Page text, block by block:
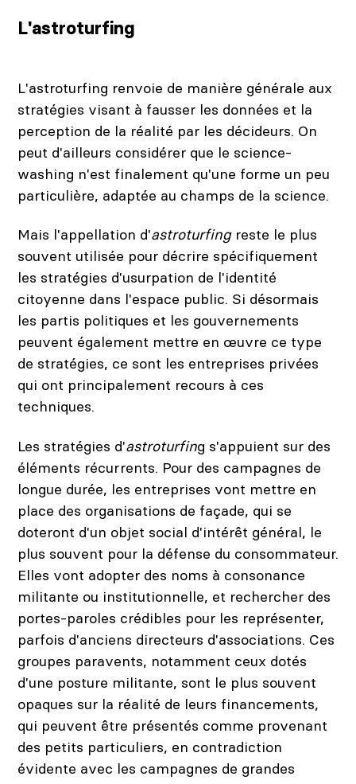
L'astroturfing
L'astroturfing renvoie de manière générale aux
stratégies visant à fausser les données et la
perception de la réalité par les décideurs. On
peut d'ailleurs considérer que le science-
washing n'est finalement qu'une forme un peu
particulière, adaptée au champs de la science.
Mais l'appellation d'astroturfing reste le plus
souvent utilisée pour décrire spécifiquement
les stratégies d'usurpation de l'identité
citoyenne dans l'espace public. Si désormais
les partis politiques et les gouvernements
peuvent également mettre en œuvre ce type
de stratégies, ce sont les entreprises privées
qui ont principalement recours à ces
techniques.
Les stratégies d'astroturfing s'appuient sur des
éléments récurrents. Pour des campagnes de
longue durée, les entreprises vont mettre en
place des organisations de façade, qui se
doteront d'un objet social d'intérêt général, le
plus souvent pour la défense du consommateur.
Elles vont adopter des noms à consonance
militante ou institutionnelle, et rechercher des
portes-paroles crédibles pour les représenter,
parfois d'anciens directeurs d'associations. Ces
groupes paravents, notamment ceux dotés
d'une posture militante, sont le plus souvent
opaques sur la réalité de leurs financements,
qui peuvent être présentés comme provenant
des petits particuliers, en contradiction
évidente avec les campagnes de grandes